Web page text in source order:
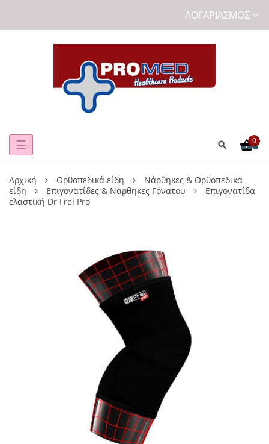
ΛΟΓΑΡΙΑΣΜΌΣ
Toggle
☰ 0
Αρχική Ορθοπεδικά είδη
Νάρθηκες & Ορθοπεδικά
είδη
Επιγονατίδες & Νάρθηκες Γόνατου
Επιγονατίδα
ελαστική Dr Frei Pro